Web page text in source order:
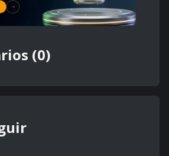
(0)